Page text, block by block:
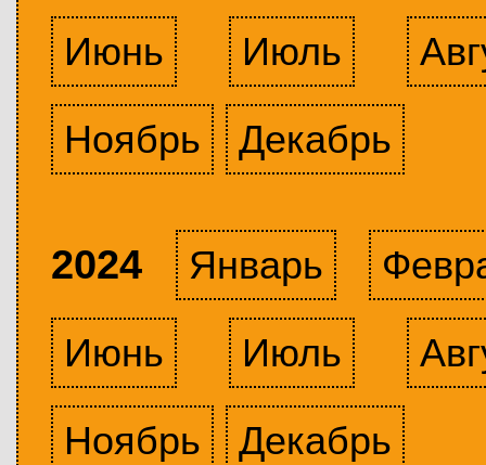
Июнь
Июль
Ноябрь
Декабрь
2024 Январь
Июнь
Июль
Ноябрь
Декабрь